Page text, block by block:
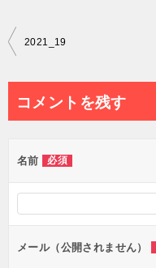
投
ビ
ー
シ
ョ
ン
2021_19
コメントを残す
名前 必須
メール（公開されません）